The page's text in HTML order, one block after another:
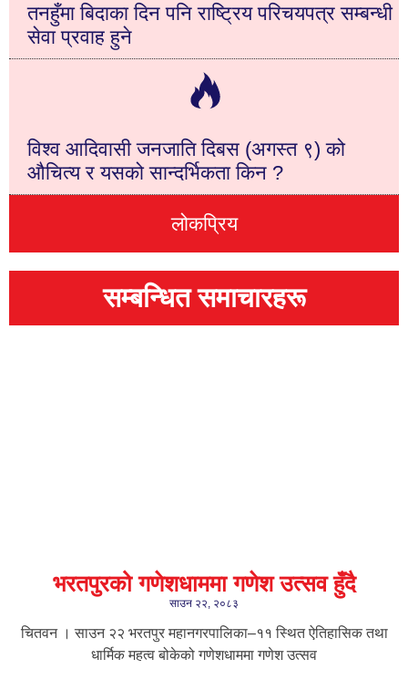
लोकप्रिय
तनहुँमा बिदाका दिन पनि राष्ट्रिय परिचयपत्र सम्बन्धी
सेवा प्रवाह हुने
विश्व आदिवासी जनजाति दिबस (अगस्त ९) को
औचित्य र यसको सान्दर्भिकता किन ?
सम्बन्धित समाचारहरू
भरतपुरको गणेशधाममा गणेश उत्सव हुँदै
साउन २२, २०८३
चितवन । साउन २२ भरतपुर महानगरपालिका–११ स्थित ऐतिहासिक तथा
धार्मिक महत्व बोकेको गणेशधाममा गणेश उत्सव